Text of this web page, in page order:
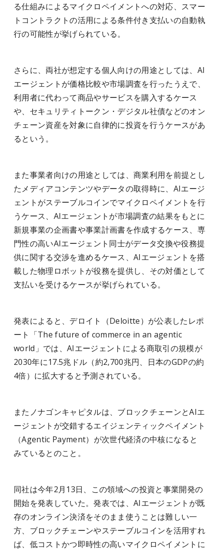
る仕組みによるマイクロペイメントへの対応、スマー
トコントラクトの活用による条件付き支払いの自動執
行の可能性が挙げられている。
さらに、両社が想定する個人向けの用途としては、AI
エージェントが価格比較や市場調査を行ったうえで、
利用者に代わって商品やサービスを購入するケース
や、セキュリティトークン・デジタル社債などのオン
チェーン資産を対象に自律的に投資を行うケースがあ
るという。
また事業者向けの用途としては、商業利用を前提とし
たメディアコンテンツやデータの取得時に、AIエージ
ェントがステーブルコインでマイクロペイメントを行
うケース、AIエージェントが市場調査の結果をもとに
新規事業の企画書や事業計画書を作成するケース、専
門性の高いAIエージェント同士がデータ交換や役務提
供に関する交渉を進めるケース、AIエージェントを搭
載した物理ロボットが役務を提供し、その対価として
支払いを受けるケースが挙げられている。
発表によると、デロイト（Deloitte）が公表したレポ
ート「The future of commerce in an agentic
world」では、AIエージェントによる商取引の規模が
2030年に17.5兆ドル（約2,700兆円、日本のGDPの約
4倍）に拡大すると予測されている。
またノナゴンキャピタルは、ブロックチェーンとAIエ
ージェントが交錯するエイジェンティックペイメント
（Agentic Payment）が次世代経済の中核になると
みているとのこと。
同社は今年2月13日、この領域への投資と事業開発の
開始を発表していた。発表では、AIエージェントが既
存のオンライン決済をそのまま使うことは難しい一
方、ブロックチェーンやステーブルコインを活用すれ
ば、低コストかつ即時性の高いマイクロペイメントに